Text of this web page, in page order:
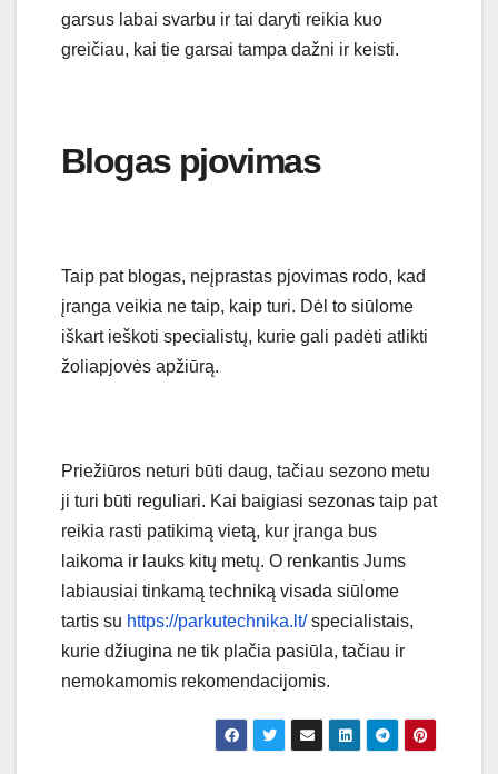
garsus labai svarbu ir tai daryti reikia kuo
greičiau, kai tie garsai tampa dažni ir keisti.
Blogas pjovimas
Taip pat blogas, neįprastas pjovimas rodo, kad
įranga veikia ne taip, kaip turi. Dėl to siūlome
iškart ieškoti specialistų, kurie gali padėti atlikti
žoliapjovės apžiūrą.
Priežiūros neturi būti daug, tačiau sezono metu
ji turi būti reguliari. Kai baigiasi sezonas taip pat
reikia rasti patikimą vietą, kur įranga bus
laikoma ir lauks kitų metų. O renkantis Jums
labiausiai tinkamą techniką visada siūlome
tartis su https://parkutechnika.lt/specialistais,
kurie džiugina ne tik plačia pasiūla, tačiau ir
nemokamomis rekomendacijomis.